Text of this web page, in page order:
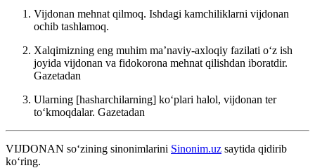
Vijdonan mehnat qilmoq. Ishdagi kamchiliklarni vijdonan
ochib tashlamoq.
Xalqimizning eng muhim maʼnaviy-axloqiy fazilati oʻz ish
joyida vijdonan va fidokorona mehnat qilishdan iboratdir.
Gazetadan
Ularning [hasharchilarning] koʻplari halol, vijdonan ter
toʻkmoqdalar. Gazetadan
VIJDONAN so‘zining sinonimlarini Sinonim.uz saytida qidirib
ko‘ring.